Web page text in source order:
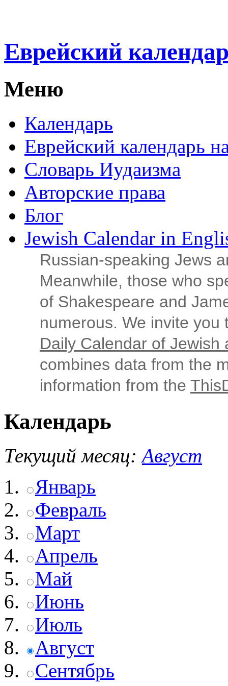
Еврейский
Меню
Календарь
Еврейский календарь
Словарь Иудаизма
Авторские права
Блог
Jewish Calendar in
Russian‑speaking Jews
Meanwhile, those who
of Shakespeare and
numerous. We invite
Daily Calendar of Jewish
combines data from the
information from the
Календарь
Текущий месяц: Август
Январь
Февраль
Март
Апрель
Май
Июнь
Июль
Август
Сентябрь